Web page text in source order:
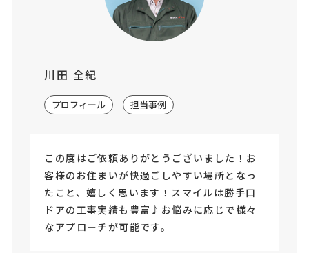
川田 全紀
プロフィール 担当事例
この度はご依頼ありがとうございました！お
客様のお住まいが快過ごしやすい場所となっ
たこと、嬉しく思います！スマイルは勝手口
ドアの工事実績も豊富♪お悩みに応じで様々
なアプローチが可能です。